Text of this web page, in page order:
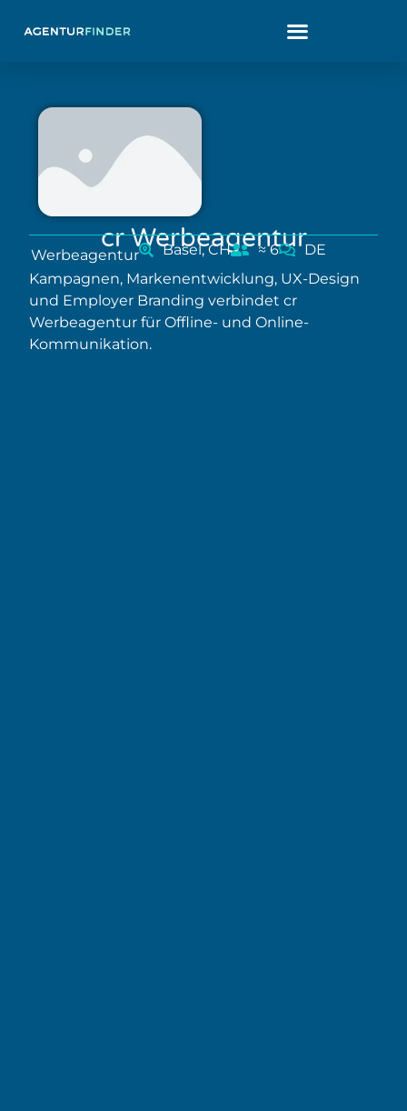
cr Werbeagentur
Werbeagentur Basel, CH ≈ 6
DE
Kampagnen, Markenentwicklung, UX-Design
und Employer Branding verbindet cr
Werbeagentur für Offline- und Online-
Kommunikation.